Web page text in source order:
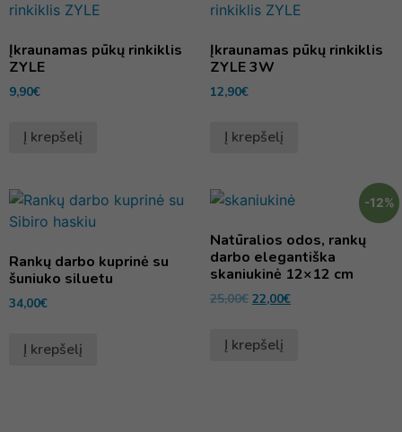
Įkraunamas pūkų rinkiklis
ZYLE
9,90€
Į krepšelį
Įkraunamas pūkų rinkiklis
ZYLE 3W
12,90€
Į krepšelį
Rankų darbo kuprinė su
šuniuko siluetu
34,00€
Į krepšelį
-12%
Natūralios odos, rankų
darbo elegantiška
skaniukinė 12×12 cm
25,00€ 22,00€
Į krepšelį